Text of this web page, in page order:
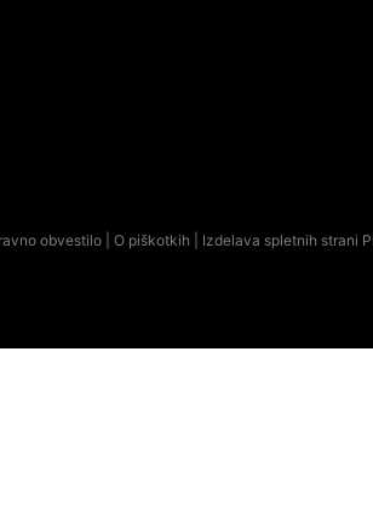
obvestilo O piškotkih | Izdelava spletnih strani